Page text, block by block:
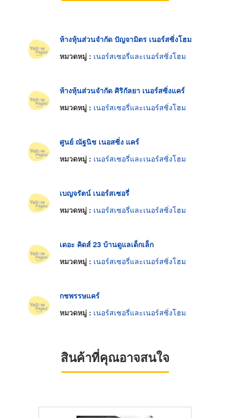
ห้างหุ้นส่วนจำกัด ปัญจามิตร เนอร์สซิ่งโฮม
หมวดหมู่ : เนอร์สเซอรี่และเนอร์สซิ่งโฮม
ห้างหุ้นส่วนจำกัด ศิริกัลยา เนอร์สซิ่งแคร์
หมวดหมู่ : เนอร์สเซอรี่และเนอร์สซิ่งโฮม
ศูนย์ ณัฐนิช เนอสซิ่ง แคร์
หมวดหมู่ : เนอร์สเซอรี่และเนอร์สซิ่งโฮม
เบญจรัตน์ เนอร์สเซอรี่
หมวดหมู่ : เนอร์สเซอรี่และเนอร์สซิ่งโฮม
เดอะ คิดส์ 23 บ้านดูแลเด็กเล็ก
หมวดหมู่ : เนอร์สเซอรี่และเนอร์สซิ่งโฮม
กชพรรษแคร์
หมวดหมู่ : เนอร์สเซอรี่และเนอร์สซิ่งโฮม
สินค้าที่คุณอาจสนใจ